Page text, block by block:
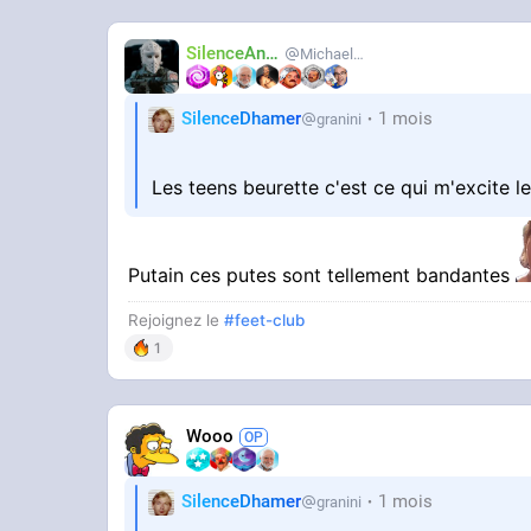
SilenceAnus MichaelMann
SilenceDhamer granini 1 mois
Les teens beurette c'est ce qui m'excite
Putain ces putes sont tellement bandantes
Rejoignez le#feet-club
1
Wooo
SilenceDhamer granini 1 mois